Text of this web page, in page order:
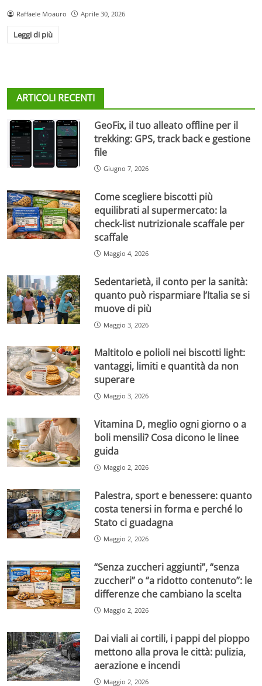
Raffaele Moauro Aprile 30, 2026
Leggi di più
ARTICOLI RECENTI
GeoFix, il tuo alleato offline per il
trekking: GPS, track back e gestione
file
Giugno 7, 2026
Come scegliere biscotti più
equilibrati al supermercato: la
check-list nutrizionale scaffale per
scaffale
Maggio 4, 2026
Sedentarietà, il conto per la sanità:
quanto può risparmiare l’Italia se si
muove di più
Maggio 3, 2026
Maltitolo e polioli nei biscotti light:
vantaggi, limiti e quantità da non
superare
Maggio 3, 2026
Vitamina D, meglio ogni giorno o a
boli mensili? Cosa dicono le linee
guida
Maggio 2, 2026
Palestra, sport e benessere: quanto
costa tenersi in forma e perché lo
Stato ci guadagna
Maggio 2, 2026
“Senza zuccheri aggiunti”, “senza
zuccheri” o “a ridotto contenuto”: le
differenze che cambiano la scelta
Maggio 2, 2026
Dai viali ai cortili, i pappi del pioppo
mettono alla prova le città: pulizia,
aerazione e incendi
Maggio 2, 2026